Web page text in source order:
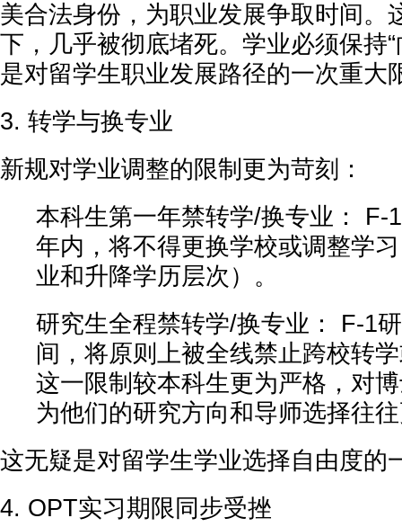
美合法身份，为职业发展争取时间。
下，几乎被彻底堵死。学业必须保持
是对留学生职业发展路径的一次重大
3. 转学与换专业
新规对学业调整的限制更为苛刻：
本科生第一年禁转学/换专业： F-
年内，将不得更换学校或调整学
业和升降学历层次）。
研究生全程禁转学/换专业： F-1
间，将原则上被全线禁止跨校转
这一限制较本科生更为严格，对
为他们的研究方向和导师选择往
这无疑是对留学生学业选择自由度的
4. OPT实习期限同步受挫